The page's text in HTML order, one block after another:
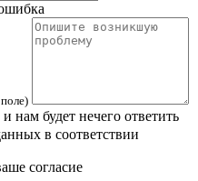
нам будет нечего ответить
в соответствии
согласие